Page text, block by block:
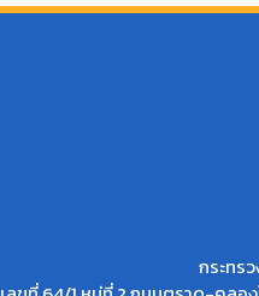
กระทร